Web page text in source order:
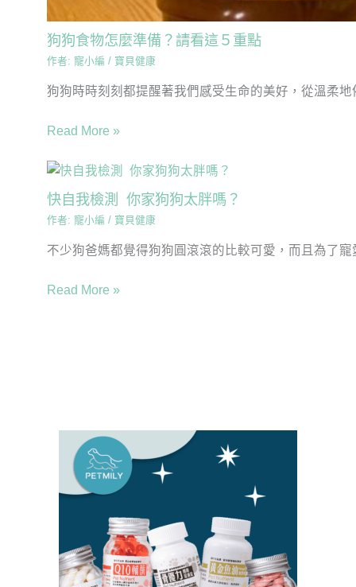
狗狗食物怎麼準備？請看這５重點
作者: 寵小編 / 寶貝健康
狗狗時時刻刻都提醒著我們感受生命的美好，從溫柔
Read More »
快自我檢測 你家狗狗太胖嗎？
作者: 寵小編 / 寶貝健康
不少狗爸媽都覺得狗狗圓滾滾的比較可愛，而且為了
Read More »